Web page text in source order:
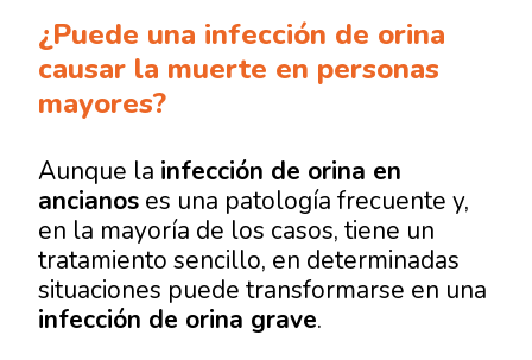
¿Puede una infección de orina
causar la muerte en personas
mayores?
Aunque la infección de orina en
ancianos es una patología frecuente y,
en la mayoría de los casos, tiene un
tratamiento sencillo, en determinadas
situaciones puede transformarse en una
infección de orina grave.